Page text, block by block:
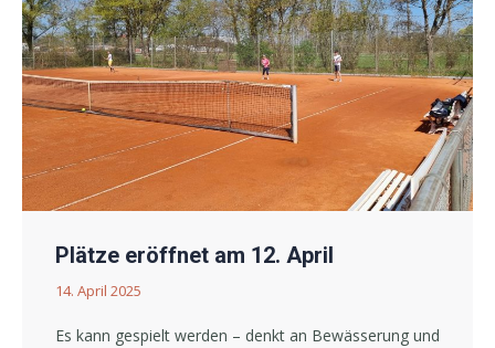
Plätze eröffnet am 12. April
14. April 2025
Es kann gespielt werden – denkt an Bewässerung und